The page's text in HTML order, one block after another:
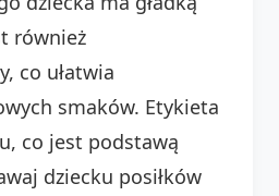
również
co ułatwia
smaków. Etykieta
co jest podstawą
dziecku posiłków